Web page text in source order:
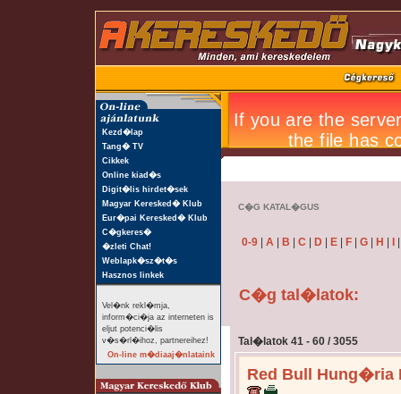
Kezd�lap
Tang� TV
Cikkek
Online kiad�s
Digit�lis hirdet�sek
Magyar Keresked� Klub
Eur�pai Keresked� Klub
C�gkeres�
�zleti Chat!
Weblapk�sz�t�s
Hasznos linkek
Vel�nk rekl�mja,
inform�ci�ja az interneten is
eljut potenci�lis
v�s�rl�ihoz, partnereihez!
On-line m�diaaj�nlataink
C�G KATAL�GUS
0-9 A B C D E F G H
C�g tal�latok:
Tal�latok 41 - 60 / 3055
Red Bull Hung�ria